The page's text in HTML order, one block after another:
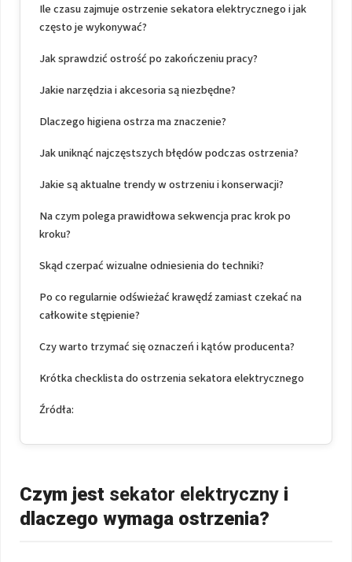
Ile czasu zajmuje ostrzenie sekatora elektrycznego i jak
często je wykonywać?
Jak sprawdzić ostrość po zakończeniu pracy?
Jakie narzędzia i akcesoria są niezbędne?
Dlaczego higiena ostrza ma znaczenie?
Jak uniknąć najczęstszych błędów podczas ostrzenia?
Jakie są aktualne trendy w ostrzeniu i konserwacji?
Na czym polega prawidłowa sekwencja prac krok po
kroku?
Skąd czerpać wizualne odniesienia do techniki?
Po co regularnie odświeżać krawędź zamiast czekać na
całkowite stępienie?
Czy warto trzymać się oznaczeń i kątów producenta?
Krótka checklista do ostrzenia sekatora elektrycznego
Źródła:
Czym jest sekator elektryczny i
dlaczego wymaga ostrzenia?